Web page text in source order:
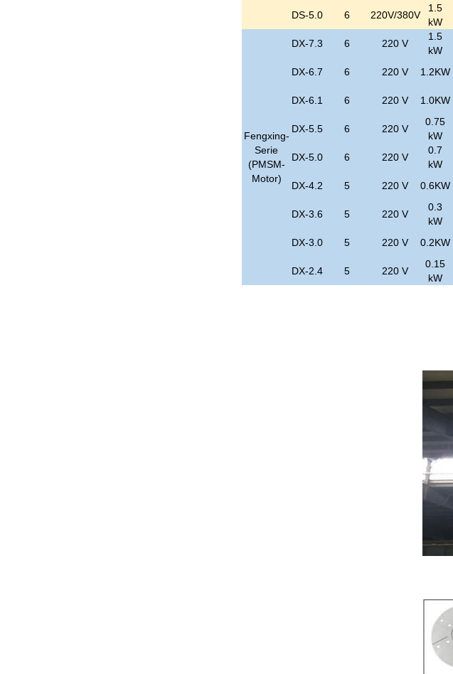
DS-5.0 6 220V/380V
1.5
kW
Fengxing-
Serie
(PMSM-
Motor)
DX-7.3 6 220 V
1.5
kW
DX-6.7 6 220 V 1.2KW
DX-6.1 6 220 V 1.0KW
DX-5.5 6 220 V
0.75
kW
DX-5.0 6 220 V
0.7
kW
DX-4.2 5 220 V 0.6KW
DX-3.6 5 220 V
0.3
kW
DX-3.0 5 220 V 0.2KW
DX-2.4 5 220 V
0.15
kW